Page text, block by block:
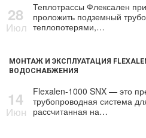
28
Июл
Теплотрассы Флексален
проложить подземный
теплопотерями,…
МОНТАЖ И ЭКСПЛУАТАЦИЯ
ВОДОСНАБЖЕНИЯ
14
Июн
Flexalen-1000 SNX — это
трубопроводная система
рассчитанная на…